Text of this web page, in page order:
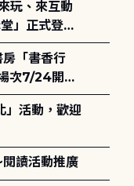
」正式登
次7/24開始
閱讀活動推廣